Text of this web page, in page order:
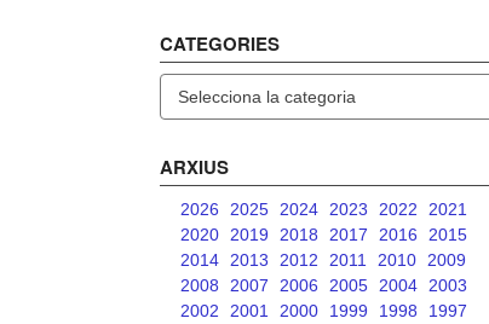
CATEGORIES
ARXIUS
2026 2025 2024 2023 2022
2021
2020
2019 2018 2017 2016
2015
2014
2013 2012 2011 2010
2009
2008
2007 2006 2005 2004
2003
2002
2001 2000 1999 1998
1997